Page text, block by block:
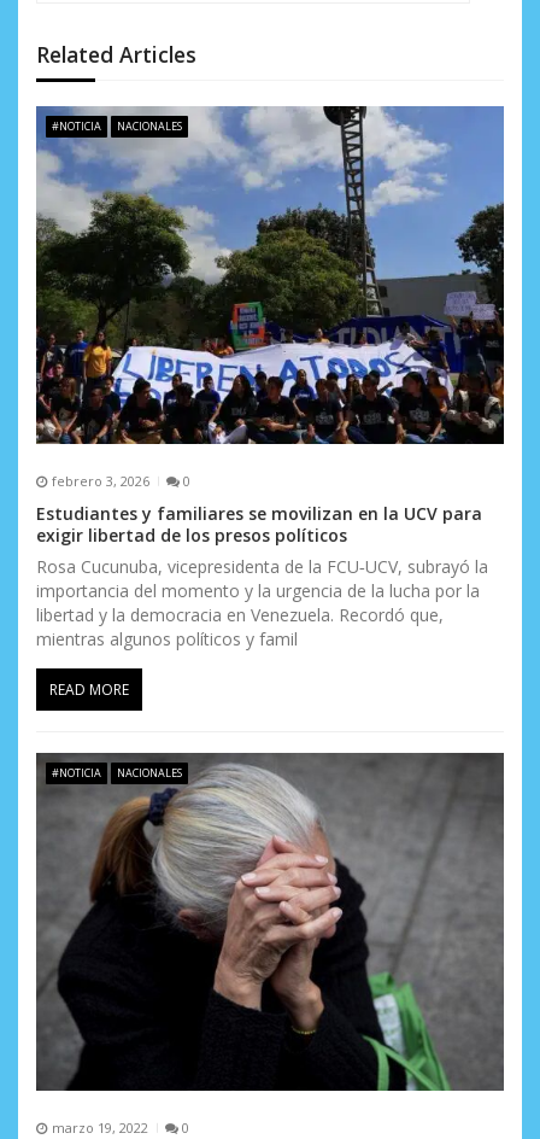
d
e
e
n
t
r
a
d
a
s
Related Articles
#NOTICIA NACIONALES
febrero 3, 2026 0
Estudiantes y familiares se movilizan en la UCV para
exigir libertad de los presos políticos
Rosa Cucunuba, vicepresidenta de la FCU‑UCV, subrayó la
importancia del momento y la urgencia de la lucha por la
libertad y la democracia en Venezuela. Recordó que,
mientras algunos políticos y famil
READ MORE
#NOTICIA NACIONALES
marzo 19, 2022 0